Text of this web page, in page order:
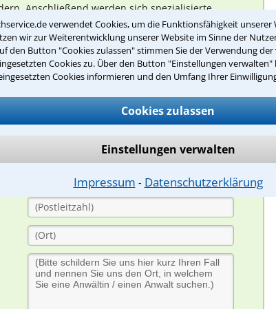
verwendet Cookies, um die Funktionsfähigkeit unserer
wir zur Weiterentwicklung unserer Website im Sinne der
den Button "Cookies zulassen" stimmen Sie der Verwendung
Cookies zu. Über den Button "Einstellungen verwalten"
Cookies informieren und den Umfang Ihrer
Cookies zulassen
Einstellungen verwalten
Impressum ⁃ Datenschutzerklärung
Anschließend werden sich spezialisierte
um das weitere Vorgehen abzuklären. Die
ist für Sie kostenlos.
(Anrede)